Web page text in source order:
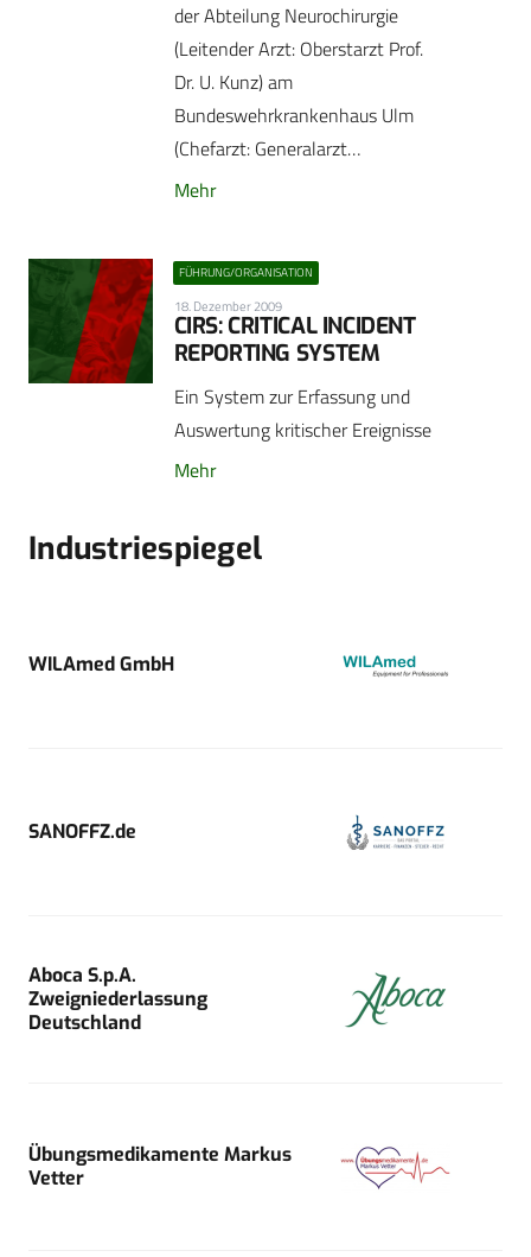
der Abteilung Neurochirurgie
(Leitender Arzt: Oberstarzt Prof.
Dr. U. Kunz) am
Bundeswehrkrankenhaus Ulm
(Chefarzt: Generalarzt…
Mehr
FÜHRUNG/ORGANISATION
18. Dezember 2009
CIRS: CRITICAL INCIDENT
REPORTING SYSTEM
Ein System zur Erfassung und
Auswertung kritischer Ereignisse
Mehr
Industriespiegel
WILAmed GmbH
SANOFFZ.de
Aboca S.p.A.
Zweigniederlassung
Deutschland
Übungsmedikamente Markus
Vetter